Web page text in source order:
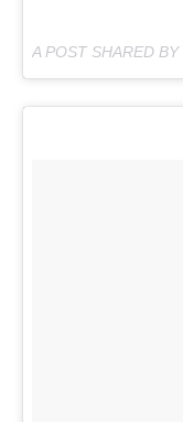
A POST SHARED BY